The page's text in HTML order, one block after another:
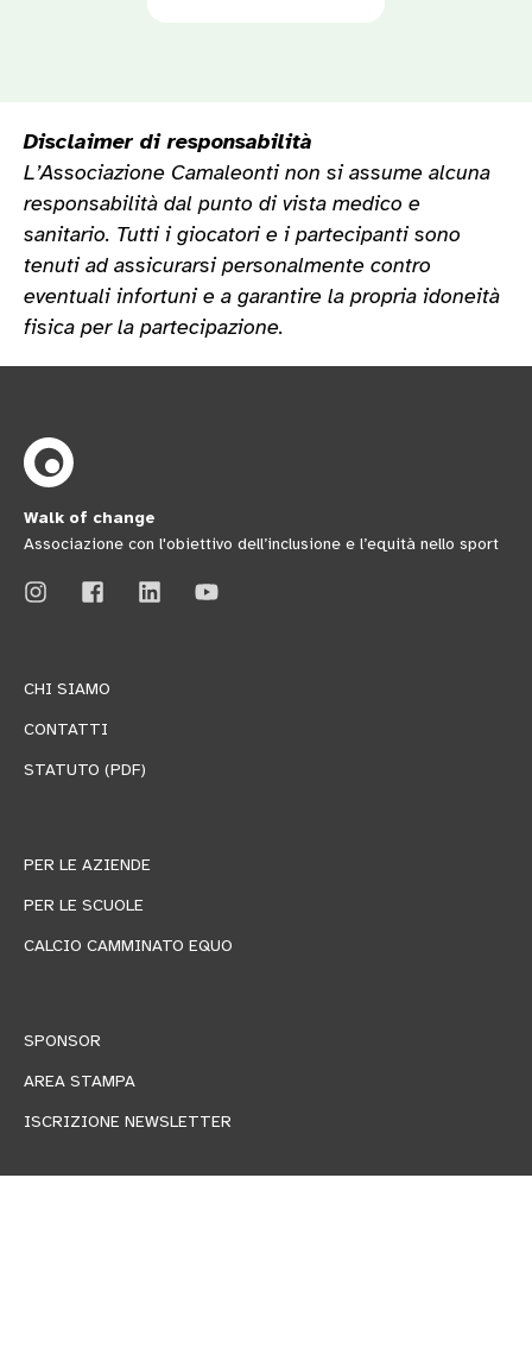
Disclaimer di responsabilità
L’Associazione Camaleonti non si assume alcuna
responsabilità dal punto di vista medico e
sanitario. Tutti i giocatori e i partecipanti sono
tenuti ad assicurarsi personalmente contro
eventuali infortuni e a garantire la propria idoneità
fisica per la partecipazione.
Walk of change
Associazione con l'obiettivo dell’inclusione e l’equità nello sport
CHI SIAMO
CONTATTI
STATUTO (PDF)
PER LE AZIENDE
PER LE SCUOLE
CALCIO CAMMINATO EQUO
SPONSOR
AREA STAMPA
ISCRIZIONE NEWSLETTER